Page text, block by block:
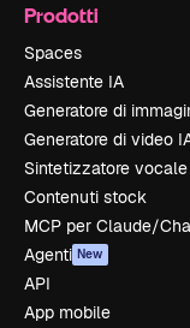
Prodotti
Spaces
Assistente IA
Generatore di
Generatore di video
Sintetizzatore
Contenuti stock
MCP per Claude/
Agenti New
API
App mobile